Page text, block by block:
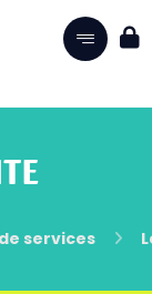
services